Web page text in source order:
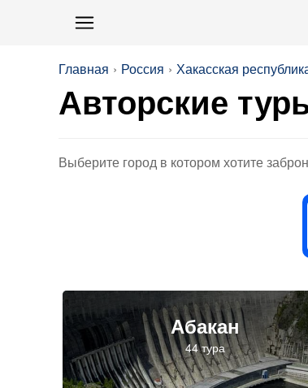
Главная Россия Хакасская
Авторские
Выберите город в котором хотите
Абакан